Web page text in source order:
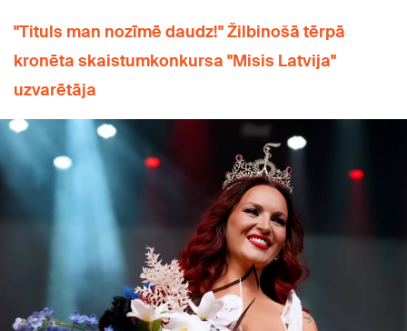
"Tituls man nozīmē daudz!" Žilbinošā tērpā
kronēta skaistumkonkursa "Misis Latvija"
uzvarētāja